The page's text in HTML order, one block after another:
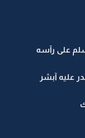
على رآسه
عليه آبشر